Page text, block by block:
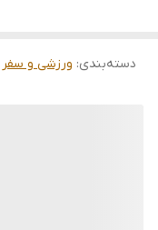
دسته‌بندی: ورزشی و سفر